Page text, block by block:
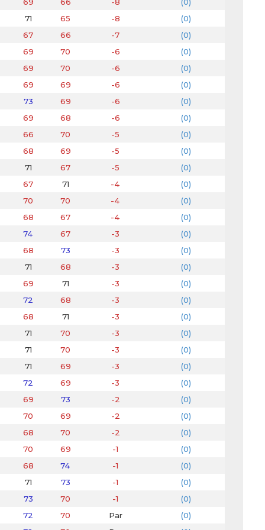
71
65 -8
(0)
67
66 -7
(0)
69
70 -6
(0)
69
70 -6
(0)
69
69 -6
(0)
73
69 -6
(0)
69
68 -6
(0)
66
70 -5
(0)
68
69 -5
(0)
71
67 -5
(0)
67
71 -4
(0)
70
70 -4
(0)
68
67 -4
(0)
74
67 -3
(0)
68
73 -3
(0)
71
68 -3
(0)
69
71 -3
(0)
72
68 -3
(0)
68
71 -3
(0)
71
70 -3
(0)
71
70 -3
(0)
71
69 -3
(0)
72
69 -3
(0)
69
73 -2
(0)
70
69 -2
(0)
68
70 -2
(0)
70
69 -1
(0)
68
74 -1
(0)
71
73 -1
(0)
73
70 -1
(0)
72
70 Par
(0)